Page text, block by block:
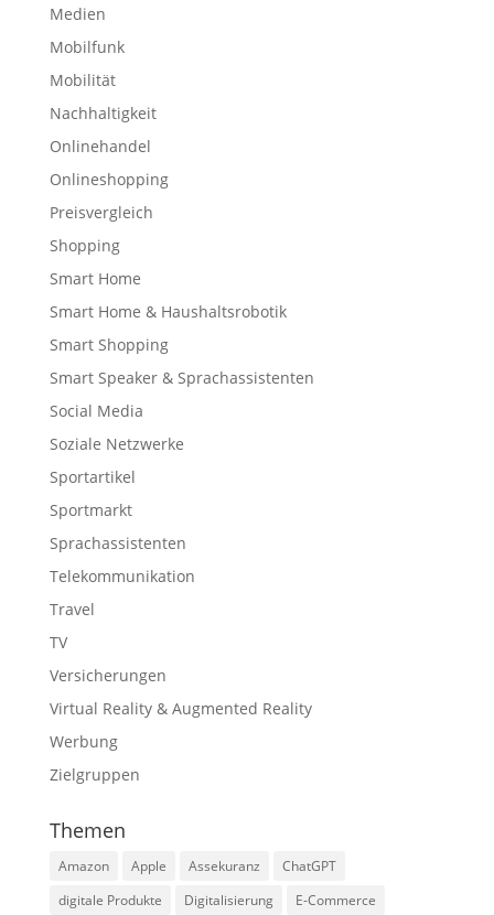
Medien
Mobilfunk
Mobilität
Nachhaltigkeit
Onlinehandel
Onlineshopping
Preisvergleich
Shopping
Smart Home
Smart Home & Haushaltsrobotik
Smart Shopping
Smart Speaker & Sprachassistenten
Social Media
Soziale Netzwerke
Sportartikel
Sportmarkt
Sprachassistenten
Telekommunikation
Travel
TV
Versicherungen
Virtual Reality & Augmented Reality
Werbung
Zielgruppen
Themen
Amazon Apple Assekuranz
ChatGPT
digitale Produkte
Digitalisierung
E-Commerce